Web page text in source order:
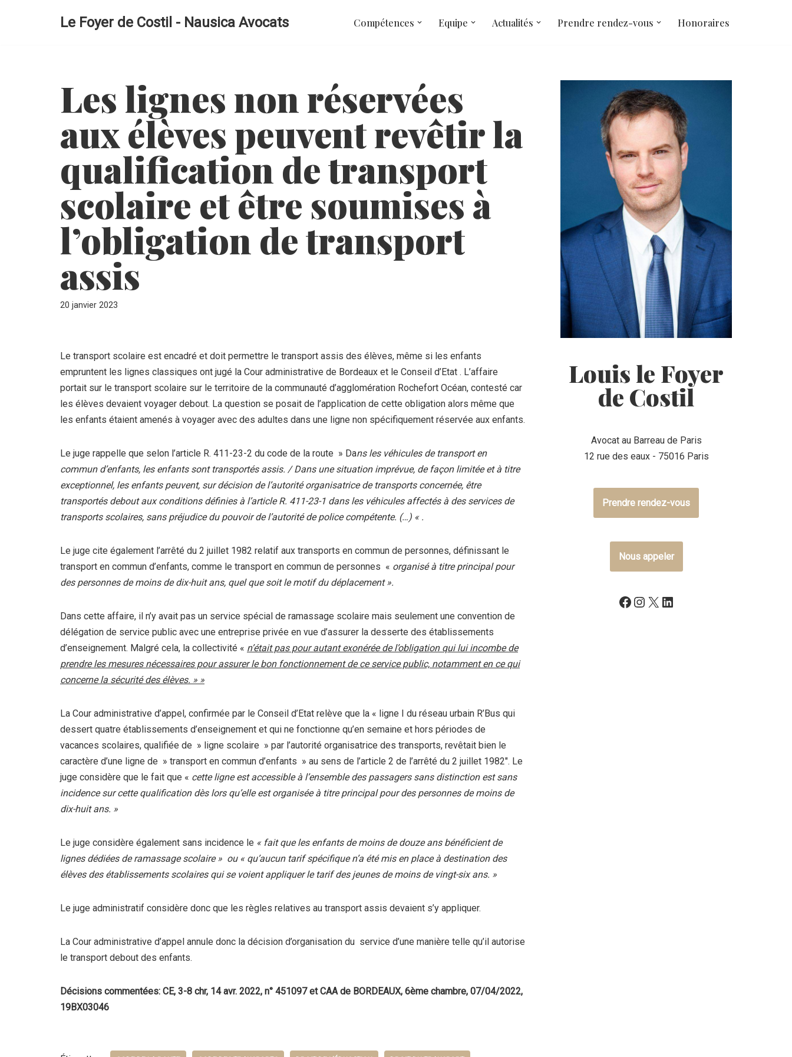
Le Foyer de Costil - Nausica Avocats Compétences Equipe Actualités Prendre rendez-vous Honoraires
Les lignes non réservées
aux élèves peuvent revêtir la
qualification de transport
scolaire et être soumises à
l’obligation de transport
assis
20 janvier 2023
Le transport scolaire est encadré et doit permettre le transport assis des élèves, même si les enfants
empruntent les lignes classiques ont jugé la Cour administrative de Bordeaux et le Conseil d’Etat . L’affaire
portait sur le transport scolaire sur le territoire de la communauté d’agglomération Rochefort Océan, contesté car
les élèves devaient voyager debout. La question se posait de l’application de cette obligation alors même que
les enfants étaient amenés à voyager avec des adultes dans une ligne non spécifiquement réservée aux enfants.
Le juge rappelle que selon l’article R. 411-23-2 du code de la route » Dans les véhicules de transport en
commun d’enfants, les enfants sont transportés assis. / Dans une situation imprévue, de façon limitée et à titre
exceptionnel, les enfants peuvent, sur décision de l’autorité organisatrice de transports concernée, être
transportés debout aux conditions définies à l’article R. 411-23-1 dans les véhicules affectés à des services de
transports scolaires, sans préjudice du pouvoir de l’autorité de police compétente. (…) « .
Le juge cite également l’arrêté du 2 juillet 1982 relatif aux transports en commun de personnes, définissant le
transport en commun d’enfants, comme le transport en commun de personnes « organisé à titre principal pour
des personnes de moins de dix-huit ans, quel que soit le motif du déplacement ».
Dans cette affaire, il n’y avait pas un service spécial de ramassage scolaire mais seulement une convention de
délégation de service public avec une entreprise privée en vue d’assurer la desserte des établissements
d’enseignement. Malgré cela, la collectivité « n’était pas pour autant exonérée de l’obligation qui lui incombe de
prendre les mesures nécessaires pour assurer le bon fonctionnement de ce service public, notamment en ce qui
concerne la sécurité des élèves. » »
La Cour administrative d’appel, confirmée par le Conseil d’Etat relève que la « ligne I du réseau urbain R’Bus qui
dessert quatre établissements d’enseignement et qui ne fonctionne qu’en semaine et hors périodes de
vacances scolaires, qualifiée de » ligne scolaire » par l’autorité organisatrice des transports, revêtait bien le
caractère d’une ligne de » transport en commun d’enfants » au sens de l’article 2 de l’arrêté du 2 juillet 1982″. Le
juge considère que le fait que « cette ligne est accessible à l’ensemble des passagers sans distinction est sans
incidence sur cette qualification dès lors qu’elle est organisée à titre principal pour des personnes de moins de
dix-huit ans. »
Le juge considère également sans incidence le « fait que les enfants de moins de douze ans bénéficient de
lignes dédiées de ramassage scolaire » ou « qu’aucun tarif spécifique n’a été mis en place à destination des
élèves des établissements scolaires qui se voient appliquer le tarif des jeunes de moins de vingt-six ans. »
Le juge administratif considère donc que les règles relatives au transport assis devaient s’y appliquer.
La Cour administrative d’appel annule donc la décision d’organisation du service d’une manière telle qu’il autorise
le transport debout des enfants.
Décisions commentées: CE, 3-8 chr, 14 avr. 2022, n° 451097 et CAA de BORDEAUX, 6ème chambre, 07/04/2022,
19BX03046
Louis le Foyer
de Costil
Avocat au Barreau de Paris
12 rue des eaux - 75016 Paris
Prendre rendez-vous
Nous appeler